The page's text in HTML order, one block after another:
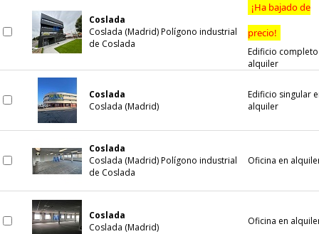
Coslada
Coslada (Madrid) Polígono industrial
de Coslada
¡Ha bajado de
precio!
Edificio
alquiler
Coslada
Coslada (Madrid)
Edificio singular
alquiler
Coslada
Coslada (Madrid) Polígono industrial
de Coslada
Oficina en
Coslada
Coslada (Madrid)
Oficina en